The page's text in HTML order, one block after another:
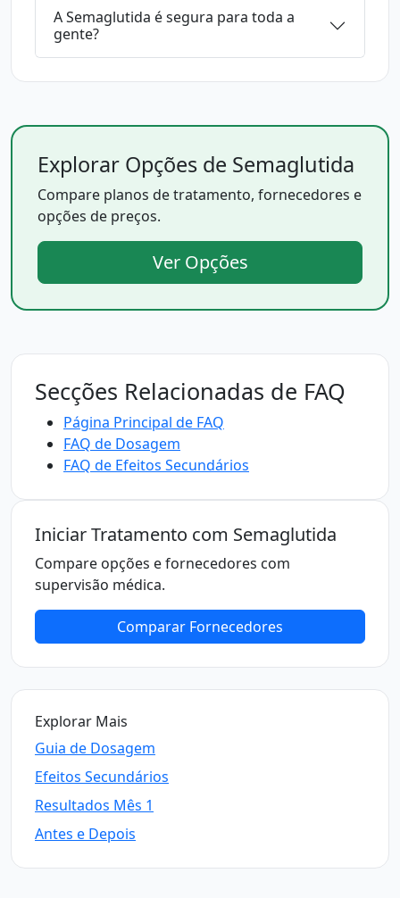
A Semaglutida é segura para toda a
gente?
Explorar Opções de Semaglutida
Compare planos de tratamento, fornecedores e
opções de preços.
Ver Opções
Secções Relacionadas de FAQ
Página Principal de FAQ
FAQ de Dosagem
FAQ de Efeitos Secundários
Iniciar Tratamento com Semaglutida
Compare opções e fornecedores com
supervisão médica.
Comparar Fornecedores
Explorar Mais
Guia de Dosagem
Efeitos Secundários
Resultados Mês 1
Antes e Depois